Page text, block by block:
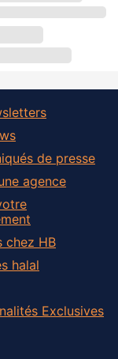
de presse
agence
chez HB
halal
Exclusives